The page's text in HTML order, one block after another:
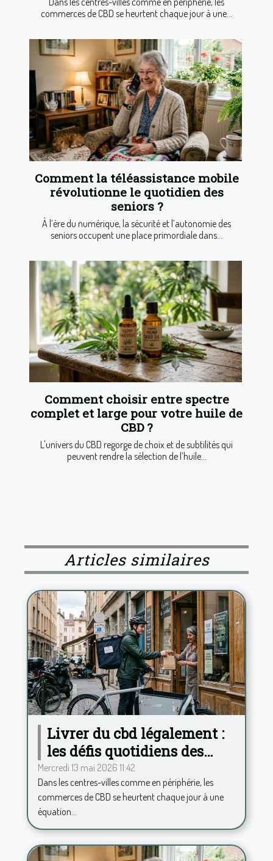
commerces de CBD se heurtent chaque jour à une...
Comment la téléassistance mobile
révolutionne le quotidien des
seniors ?
À l’ère du numérique, la sécurité et l’autonomie des
seniors occupent une place primordiale dans...
Comment choisir entre spectre
complet et large pour votre huile de
CBD ?
L'univers du CBD regorge de choix et de subtilités qui
peuvent rendre la sélection de l’huile...
Articles similaires
Livrer du cbd légalement :
les défis quotidiens des
commerces français
Mercredi 13 mai 2026 11:42
Dans les centres-villes comme en périphérie, les
commerces de CBD se heurtent chaque jour à une
équation...